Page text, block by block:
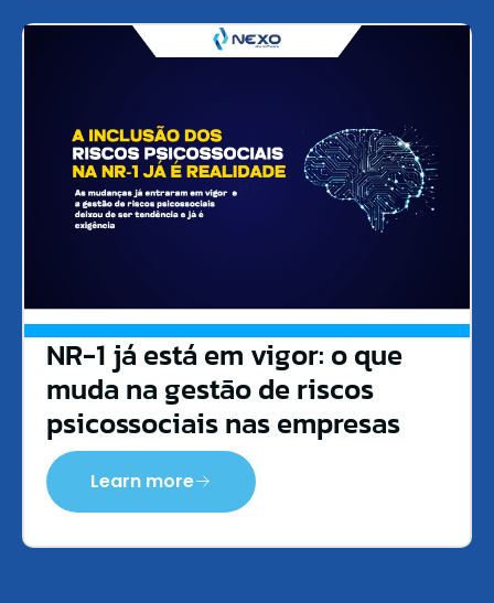
NR-1 já está em vigor: o que
muda na gestão de riscos
psicossociais nas empresas
Learn more